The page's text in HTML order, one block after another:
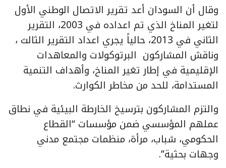
وقال أن السودان أعد تقرير الاتصال الوطني الأول
لتغير المناخ الذي تم اعداده في 2003، التقرير
الثاني في 2013، حالياً يجري اعداد التقرير الثالث ،
وناقش المشاركون البرتوكولات والمعاهدات
الإقليمية في إطار تغير المناخ، وأهداف التنمية
المستدامة، للحد من مخاطر الكوارث.
والتزم المشاركون بترسيخ الخارطة البيئية في نطاق
عملهم المؤسسي ضمن مؤسسات “القطاع
الحكومي، شباب، مرأة، منظمات مجتمع مدني
وجهات بحثية”.